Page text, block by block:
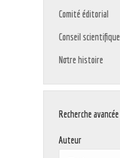
Comité éditorial
Conseil scientifique
Notre histoire
Recherche avancée
Auteur